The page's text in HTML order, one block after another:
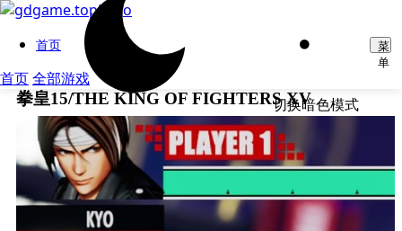
首页
首页全部游戏
切换暗色模式
菜
单
拳皇15/THE KING OF FIGHTERS XV